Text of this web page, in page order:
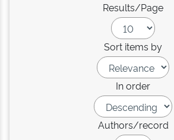
Results/Page
Sort items by
In order
Authors/record